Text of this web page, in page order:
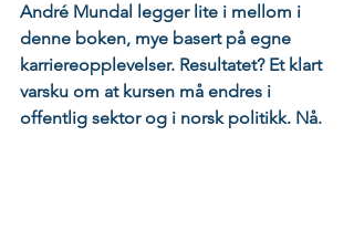
André Mundal legger lite i mellom i
denne boken, mye basert på egne
karriereopplevelser. Resultatet? Et klart
varsku om at kursen må endres i
offentlig sektor og i norsk politikk. Nå.